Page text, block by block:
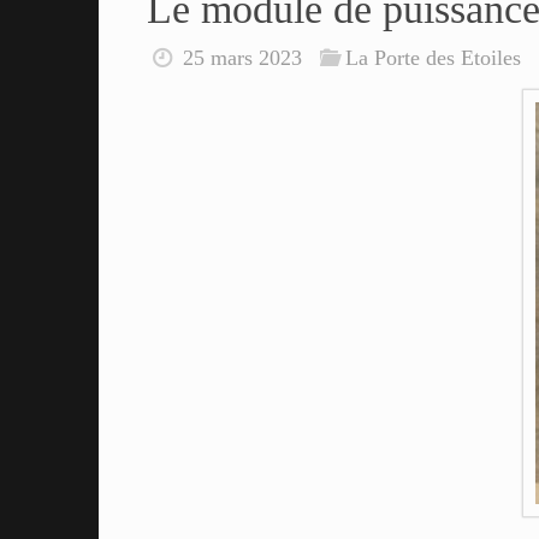
Le module de puissance
25 mars 2023 La Porte des Etoiles